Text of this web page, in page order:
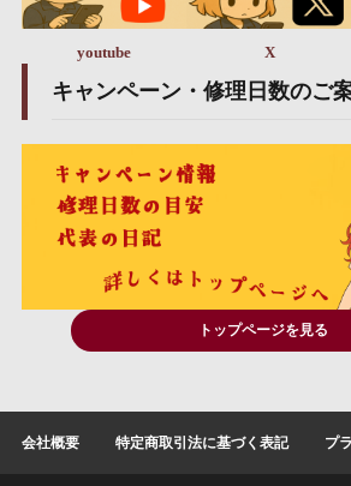
youtube X
キャンペーン・修理日数のご
トップページを見る
会社概要 特定商取引法に基づく表記 プ